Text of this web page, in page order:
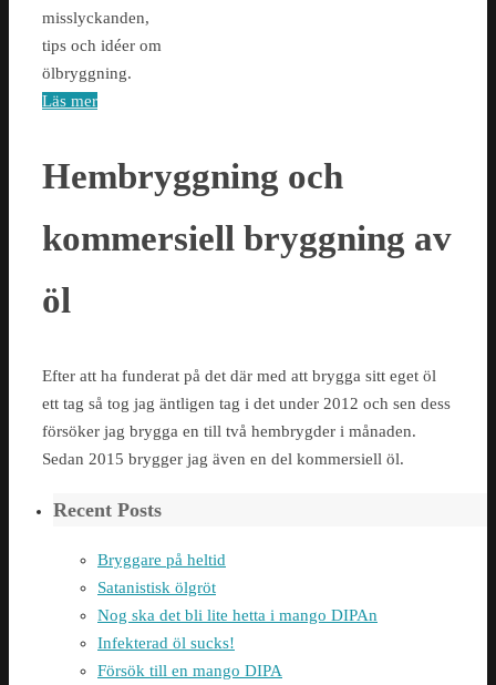
misslyckanden,
tips och idéer om
ölbryggning.
Läs mer
Hembryggning och
kommersiell bryggning av
öl
Efter att ha funderat på det där med att brygga sitt eget öl
ett tag så tog jag äntligen tag i det under 2012 och sen dess
försöker jag brygga en till två hembrygder i månaden.
Sedan 2015 brygger jag även en del kommersiell öl.
Recent Posts
Bryggare på heltid
Satanistisk ölgröt
Nog ska det bli lite hetta i mango DIPAn
Infekterad öl sucks!
Försök till en mango DIPA